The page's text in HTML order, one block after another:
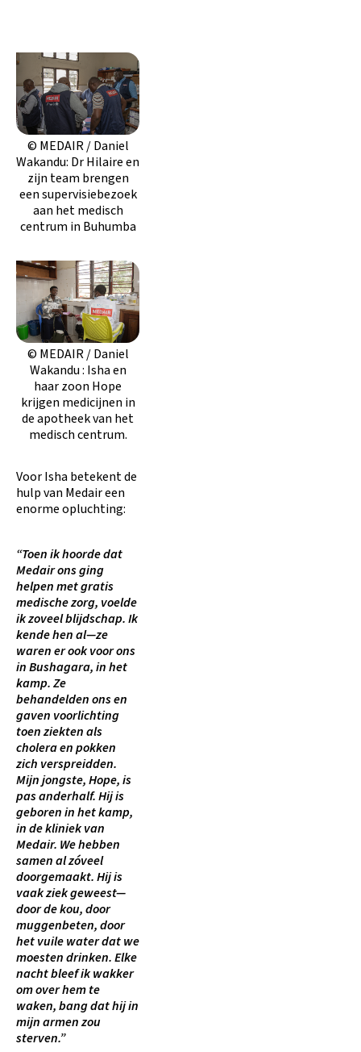
© MEDAIR / Daniel
Wakandu: Dr Hilaire en
zijn team brengen
een supervisiebezoek
aan het medisch
centrum in Buhumba
© MEDAIR / Daniel
Wakandu : Isha en
haar zoon Hope
krijgen medicijnen in
de apotheek van het
medisch centrum.
Voor Isha betekent de
hulp van Medair een
enorme opluchting:
“Toen ik hoorde dat
Medair ons ging
helpen met gratis
medische zorg, voelde
ik zoveel blijdschap. Ik
kende hen al—ze
waren er ook voor ons
in Bushagara, in het
kamp. Ze
behandelden ons en
gaven voorlichting
toen ziekten als
cholera en pokken
zich verspreidden.
Mijn jongste, Hope, is
pas anderhalf. Hij is
geboren in het kamp,
in de kliniek van
Medair. We hebben
samen al zóveel
doorgemaakt. Hij is
vaak ziek geweest—
door de kou, door
muggenbeten, door
het vuile water dat we
moesten drinken. Elke
nacht bleef ik wakker
om over hem te
waken, bang dat hij in
mijn armen zou
sterven.”